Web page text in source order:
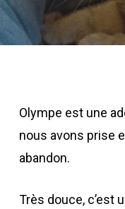
Olympe est une
nous avons prise
abandon.
Très douce, c’est